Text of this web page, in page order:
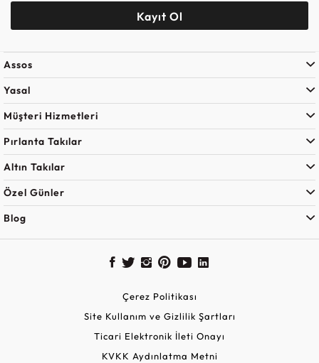
Kayıt Ol
Assos
Yasal
Müşteri Hizmetleri
Pırlanta Takılar
Altın Takılar
Özel Günler
Blog
Çerez Politikası
Site Kullanım ve Gizlilik Şartları
Ticari Elektronik İleti Onayı
KVKK Aydınlatma Metni